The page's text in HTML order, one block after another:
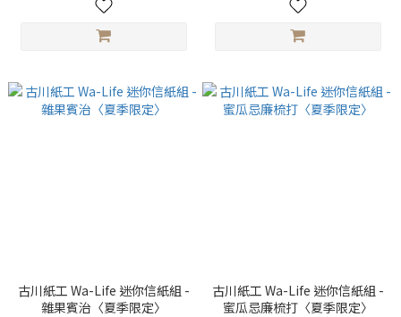
古川紙工 Wa-Life 迷你信紙組 -
雜果賓治〈夏季限定〉
古川紙工 Wa-Life 迷你信紙組 -
蜜瓜忌廉梳打〈夏季限定〉